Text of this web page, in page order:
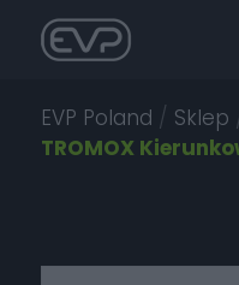
EVP Poland / Sklep
TROMOX